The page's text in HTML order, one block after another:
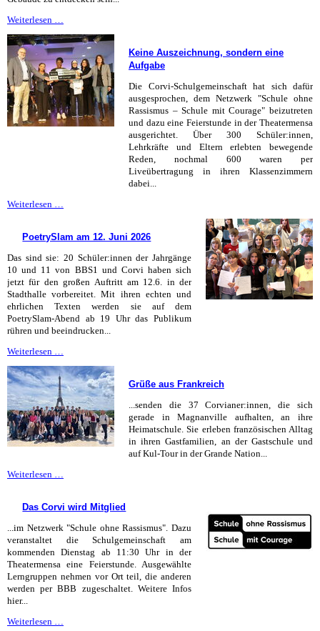
Weiterlesen …
Übergröße
Keine Auszeichnung, sondern eine
Aufgabe
Die Corvi-Schulgemeinschaft hat sich dafür
ausgesprochen, dem Netzwerk "Schule ohne
Rassismus – Schule mit Courage" beizutreten
und dazu eine Feierstunde in der Theatermensa
ausgerichtet. Über 300 Schüler:innen,
Lehrkräfte und Eltern erlebten bewegende
Reden, nochmal 600 waren per
Liveübertragung in ihren Klassenzimmern
dabei...
Weiterlesen …
eine
Aufgabe
PoetrySlam am 12. Juni 2026
Das sind sie: 20 Schüler:innen der Jahrgänge
10 und 11 von BBS1 und Corvi haben sich
jetzt für den großen Auftritt am 12.6. in der
Stadthalle vorbereitet. Mit ihren echten und
ehrlichen Texten werden sie auf dem
PoetrySlam-Abend ab 19 Uhr das Publikum
rühren und beeindrucken...
Weiterlesen …
12.
Juni
2026
Grüße aus Frankreich
...senden die 37 Corvianer:innen, die sich
gerade in Magnanville aufhalten, an ihre
Heimatschule. Sie erleben französischen Alltag
in ihren Gastfamilien, an der Gastschule und
auf Kul-Tour in der Grande Nation...
Weiterlesen …
Das Corvi wird Mitglied
...im Netzwerk "Schule ohne Rassismus". Dazu
veranstaltet die Schulgemeinschaft am
kommenden Dienstag ab 11:30 Uhr in der
Theatermensa eine Feierstunde. Ausgewählte
Lerngruppen nehmen vor Ort teil, die anderen
werden per BBB zugeschaltet. Weitere Infos
hier...
Weiterlesen …